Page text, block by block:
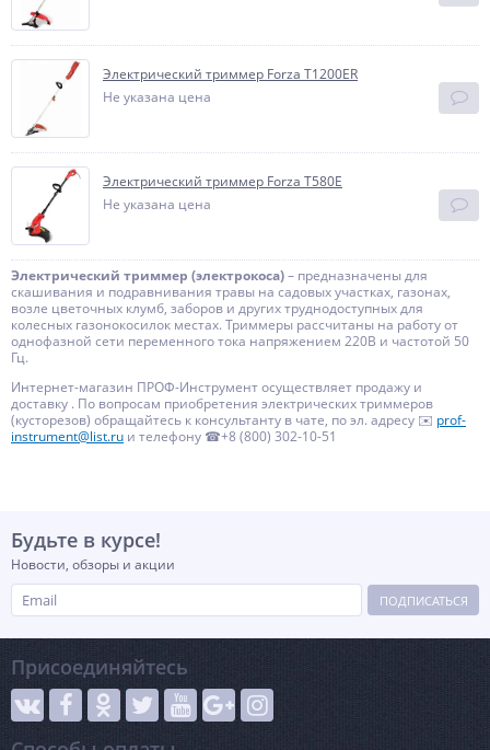
Электрический триммер Forza Т1200ЕR
Не указана цена
Электрический триммер Forza Т580Е
Не указана цена
Электрический триммер (электрокоса)– предназначены для
скашивания и подравнивания травы на садовых участках, газонах,
возле цветочных клумб, заборов и других труднодоступных для
колесных газонокосилок местах. Триммеры рассчитаны на работу от
однофазной сети переменного тока напряжением 220В и частотой 50
Гц.
Интернет-магазин ПРОФ-Инструмент осуществляет продажу и
доставку . По вопросам приобретения электрических триммеров
(кусторезов) обращайтесь к консультанту в чате, по эл. адресу ✉️ prof-
instrument@list.ru и телефону ☎+8 (800) 302-10-51
Будьте в курсе!
Новости, обзоры и акции
ПОДПИСАТЬСЯ
Присоединяйтесь